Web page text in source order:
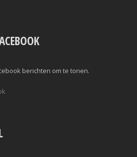
berichten om te tonen.